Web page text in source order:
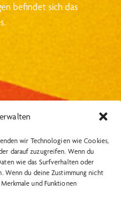
wir Technologien wie Cookies,
darauf zuzugreifen. Wenn du
wie das Surfverhalten oder
Wenn du deine Zustimmung nicht
und Funktionen
befindet sich das
Media: